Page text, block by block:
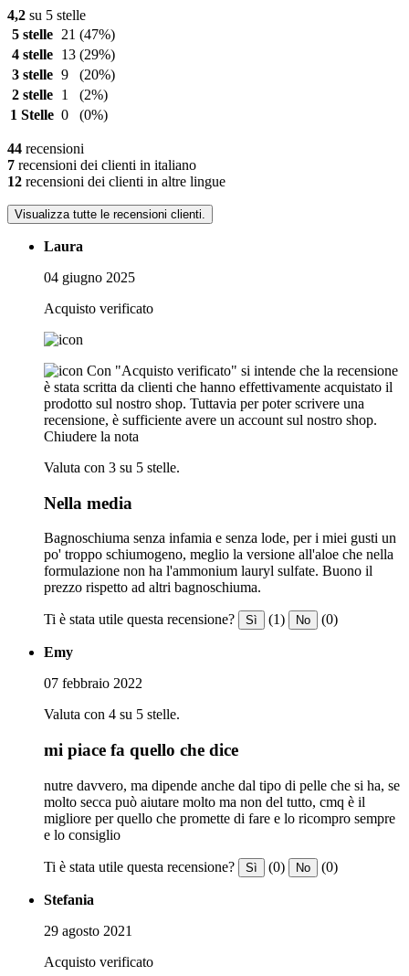
4,2 su 5 stelle
5 stelle
21 (47%)
4 stelle
13 (29%)
3 stelle 9
(20%)
2 stelle
1
(2%)
1 Stelle 0 (0%)
44 recensioni
7 recensioni dei clienti in italiano
12 recensioni dei clienti in altre lingue
Visualizza tutte le recensioni clienti.
Laura
04 giugno 2025
Acquisto verificato
Con "Acquisto verificato" si intende che la recensione
è stata scritta da clienti che hanno effettivamente acquistato il
prodotto sul nostro shop. Tuttavia per poter scrivere una
recensione, è sufficiente avere un account sul nostro shop.
Chiudere la nota
Valuta con 3 su 5 stelle.
Nella media
Bagnoschiuma senza infamia e senza lode, per i miei gusti un
po' troppo schiumogeno, meglio la versione all'aloe che nella
formulazione non ha l'ammonium lauryl sulfate. Buono il
prezzo rispetto ad altri bagnoschiuma.
Ti è stata utile questa recensione? Sì (1) No (0)
Emy
07 febbraio 2022
Valuta con 4 su 5 stelle.
mi piace fa quello che dice
nutre davvero, ma dipende anche dal tipo di pelle che si ha, se
molto secca può aiutare molto ma non del tutto, cmq è il
migliore per quello che promette di fare e lo ricompro sempre
e lo consiglio
Ti è stata utile questa recensione? Sì (0) No (0)
Stefania
29 agosto 2021
Acquisto verificato